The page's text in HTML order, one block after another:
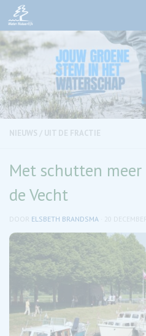
Skip to content
NIEUWS / UIT DE FRACTIE
Met schutten
de Vecht
DOOR ELSBETH BRANDSMA 20